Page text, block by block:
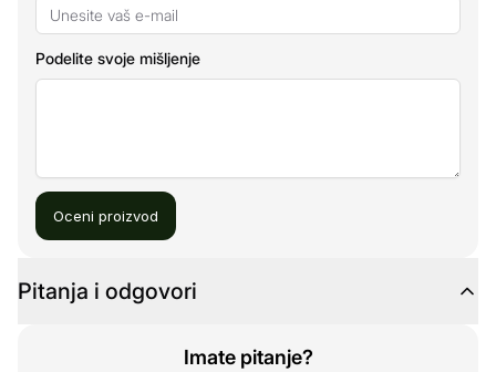
Podelite svoje mišljenje
Oceni proizvod
Pitanja i odgovori
Imate pitanje?